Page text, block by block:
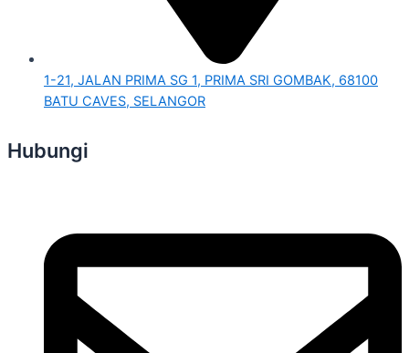
1-21, JALAN PRIMA SG 1, PRIMA SRI GOMBAK, 68100
BATU CAVES, SELANGOR
Hubungi